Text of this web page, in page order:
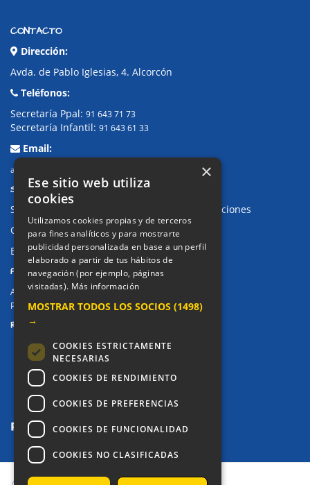
CONTACTO
Dirección:
Avda. de Pablo Iglesias, 4. Alcorcón
Teléfonos:
Secretaría Ppal: 91 643 71 73
Secretaría Infantil: 91 643 61 33
Email:
alkor@colegioalkor.com
SUGERENCIAS Y CANAL DE DENUNCIAS
Sugerencias, Quejas, Reclamaciones y Felicitaciones
Canal de denuncias
Buzón denuncia drogas CM
PRIVACIDAD
Aviso legal / Política de privacidad
Política de Cookies
REDES SOCIALES
×
Ese sitio web utiliza
cookies
Utilizamos cookies propias y de terceros
para fines analíticos y para mostrarte
publicidad personalizada en base a un perfil
elaborado a partir de tus hábitos de
navegación (por ejemplo, páginas
visitadas). Más información
MOSTRAR TODOS LOS SOCIOS (1498)
→
COOKIES ESTRICTAMENTE
NECESARIAS
COOKIES DE RENDIMIENTO
COOKIES DE PREFERENCIAS
COOKIES DE FUNCIONALIDAD
COOKIES NO CLASIFICADAS